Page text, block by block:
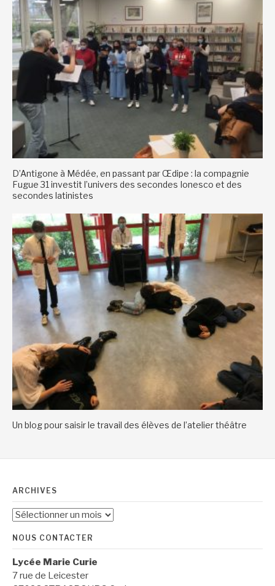
D’Antigone à Médée, en passant par Œdipe : la compagnie
Fugue 31 investit l’univers des secondes Ionesco et des
secondes latinistes
Un blog pour saisir le travail des élèves de l’atelier théâtre
ARCHIVES
Archives
NOUS CONTACTER
Lycée Marie Curie
7 rue de Leicester